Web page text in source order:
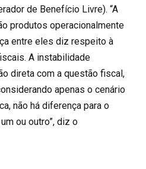
de Benefício Livre). “A
produtos operacionalmente
entre eles diz respeito à
A instabilidade
direta com a questão fiscal,
apenas o cenário
não há diferença para o
ou outro”, diz o